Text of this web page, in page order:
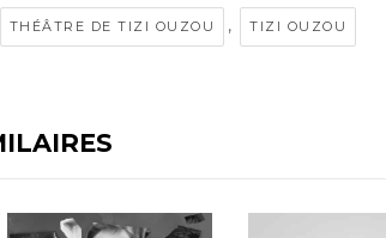
THÉÂTRE DE TIZI OUZOU , TIZI OUZOU